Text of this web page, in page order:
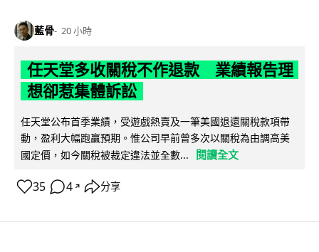
藍骨 20 小時
任天堂多收關稅不作退款 業績報告理
想卻惹集體訴訟
任天堂公布首季業績，受遊戲熱賣及一筆美國退還關稅款項帶
動，盈利大幅跑贏預期。惟公司早前曾多次以關稅為由調高美
國定價，如今關稅被裁定違法並全數...
閱讀全文
35 4 ↗ 分享